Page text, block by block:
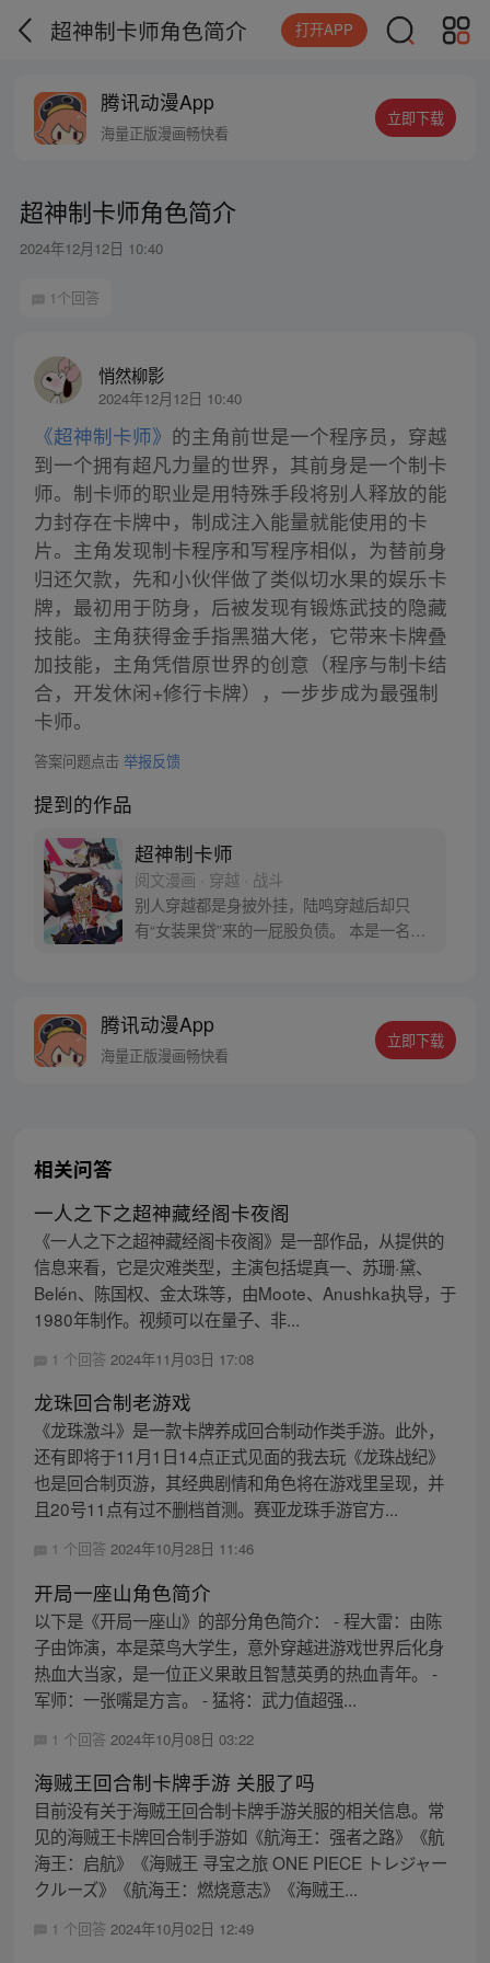
超神制卡师角色简介 打开APP
腾讯动漫App
海量正版漫画畅快看
立即下载
超神制卡师角色简介
2024年12月12日 10:40
1个回答
悄然柳影
2024年12月12日 10:40
《超神制卡师》 的主角前世是一个程序员，穿越
到一个拥有超凡力量的世界，其前身是一个制卡
师。制卡师的职业是用特殊手段将别人释放的能
力封存在卡牌中，制成注入能量就能使用的卡
片。主角发现制卡程序和写程序相似，为替前身
归还欠款，先和小伙伴做了类似切水果的娱乐卡
牌，最初用于防身，后被发现有锻炼武技的隐藏
技能。主角获得金手指黑猫大佬，它带来卡牌叠
加技能，主角凭借原世界的创意（程序与制卡结
合，开发休闲+修行卡牌），一步步成为最强制
卡师。
答案问题点击 举报反馈
提到的作品
超神制卡师
阅文漫画 · 穿越 · 战斗
别人穿越都是身披外挂，陆鸣穿越后却只
有“女装果贷”来的一屁股负债。 本是一名程
制卡技术和写程序的方法一样......那岂不是
一张卡牌，可以封装无限的世界？！
腾讯动漫App
海量正版漫画畅快看
立即下载
相关问答
一人之下之超神藏经阁卡夜阁
《一人之下之超神藏经阁卡夜阁》是一部作品，从提供的
信息来看，它是灾难类型，主演包括堤真一、苏珊·黛、
Belén、陈国权、金太珠等，由Moote、Anushka执导，于
1980年制作。视频可以在量子、非...
1 个回答 2024年11月03日 17:08
龙珠回合制老游戏
《龙珠激斗》是一款卡牌养成回合制动作类手游。此外，
还有即将于11月1日14点正式见面的我去玩《龙珠战纪》
也是回合制页游，其经典剧情和角色将在游戏里呈现，并
且20号11点有过不删档首测。赛亚龙珠手游官方...
1 个回答 2024年10月28日 11:46
开局一座山角色简介
以下是《开局一座山》的部分角色简介： - 程大雷：由陈
子由饰演，本是菜鸟大学生，意外穿越进游戏世界后化身
热血大当家，是一位正义果敢且智慧英勇的热血青年。 -
军师：一张嘴是方言。 - 猛将：武力值超强...
1 个回答 2024年10月08日 03:22
海贼王回合制卡牌手游 关服了吗
目前没有关于海贼王回合制卡牌手游关服的相关信息。常
见的海贼王卡牌回合制手游如《航海王：强者之路》《航
海王：启航》《海贼王 寻宝之旅 ONE PIECE トレジャー
クルーズ》《航海王：燃烧意志》《海贼王...
1 个回答 2024年10月02日 12:49